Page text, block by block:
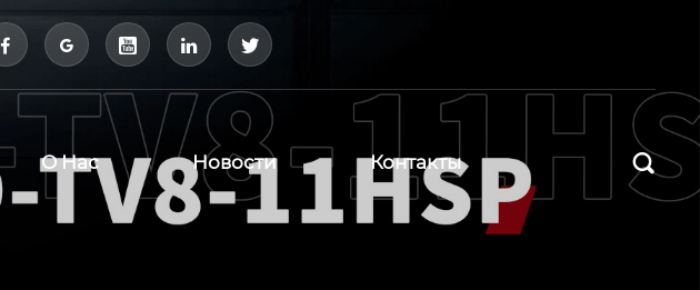
    
О Нас Новости Контакты 